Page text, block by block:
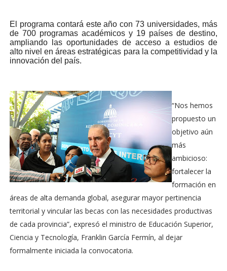
El programa contará este año con 73 universidades, más
de 700 programas académicos y 19 países de destino,
ampliando las oportunidades de acceso a estudios de
alto nivel en áreas estratégicas para la competitividad y la
innovación del país.
“Nos hemos
propuesto un
objetivo aún
más
ambicioso:
fortalecer la
formación en
áreas de alta demanda global, asegurar mayor pertinencia
territorial y vincular las becas con las necesidades productivas
de cada provincia”, expresó el ministro de Educación Superior,
Ciencia y Tecnología, Franklin García Fermín, al dejar
formalmente iniciada la convocatoria.